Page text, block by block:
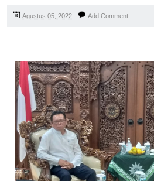
Agustus 05, 2022 Add Comment